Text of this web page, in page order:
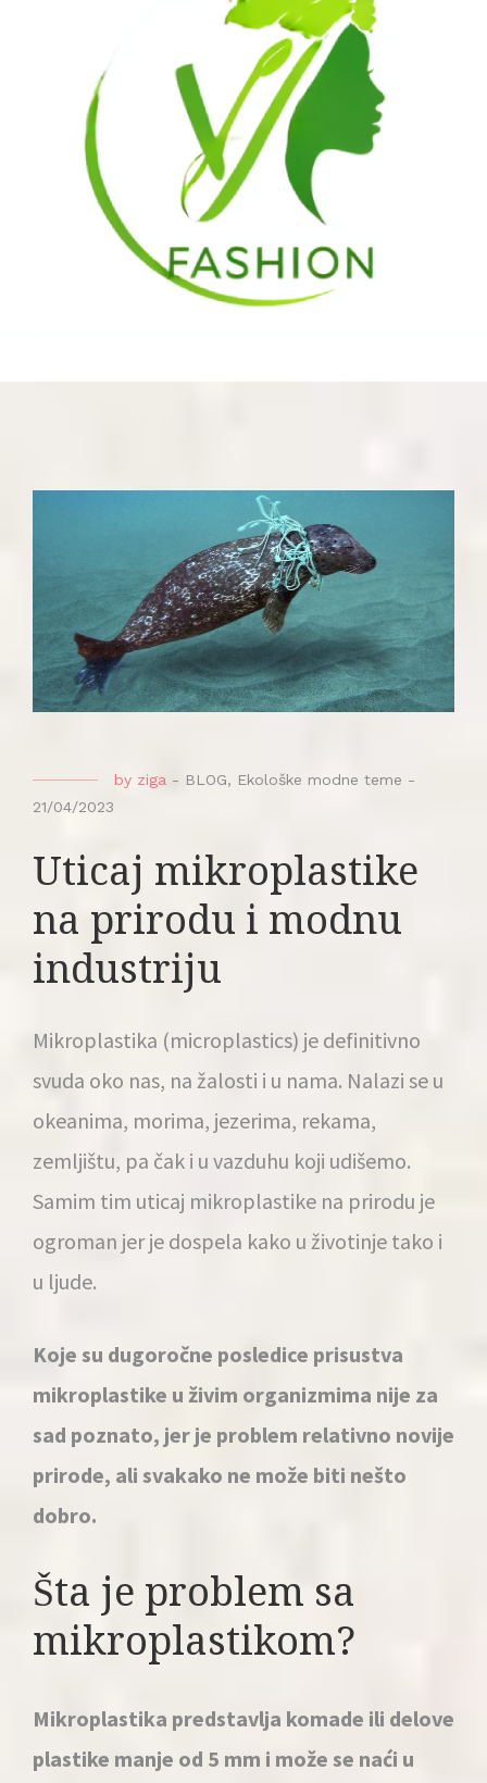
by ziga - BLOG, Ekološke modne teme -
21/04/2023
Uticaj mikroplastike
na prirodu i modnu
industriju
Mikroplastika (microplastics) je definitivno
svuda oko nas, na žalosti i u nama. Nalazi se u
okeanima, morima, jezerima, rekama,
zemljištu, pa čak i u vazduhu koji udišemo.
Samim tim uticaj mikroplastike na prirodu je
ogroman jer je dospela kako u životinje tako i
u ljude.
Koje su dugoročne posledice prisustva
mikroplastike u živim organizmima nije za
sad poznato, jer je problem relativno novije
prirode, ali svakako ne može biti nešto
dobro.
Šta je problem sa
mikroplastikom?
Mikroplastika predstavlja komade ili delove
plastike manje od 5 mm i može se naći u